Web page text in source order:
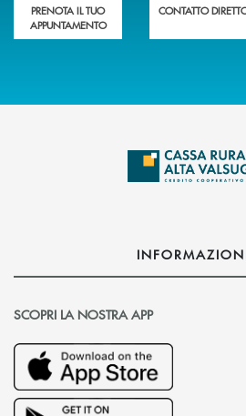
PRENOTA IL TUO
APPUNTAMENTO
CONTATTO
SCOPRI LA NOSTRA APP